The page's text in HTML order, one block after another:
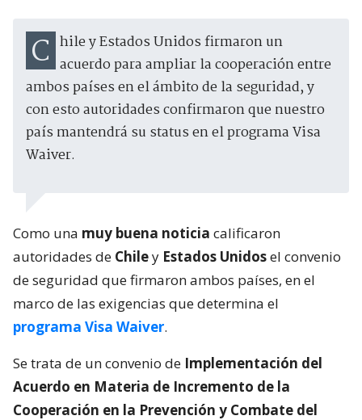
Chile y Estados Unidos firmaron un acuerdo para ampliar la cooperación entre
ambos países en el ámbito de la seguridad, y
con esto autoridades confirmaron que nuestro
país mantendrá su status en el programa Visa
Waiver.
Como una muy buena noticia calificaron
autoridades de Chiley Estados Unidosel convenio
de seguridad que firmaron ambos países, en el
marco de las exigencias que determina el
programa Visa Waiver.
Se trata de un convenio de Implementación del
Acuerdo en Materia de Incremento de la
Cooperación en la Prevención y Combate del